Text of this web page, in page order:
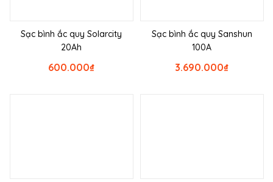
Sạc bình ắc quy Solarcity
20Ah
₫
600.000
Sạc bình ắc quy Sanshun
100A
₫
3.690.000